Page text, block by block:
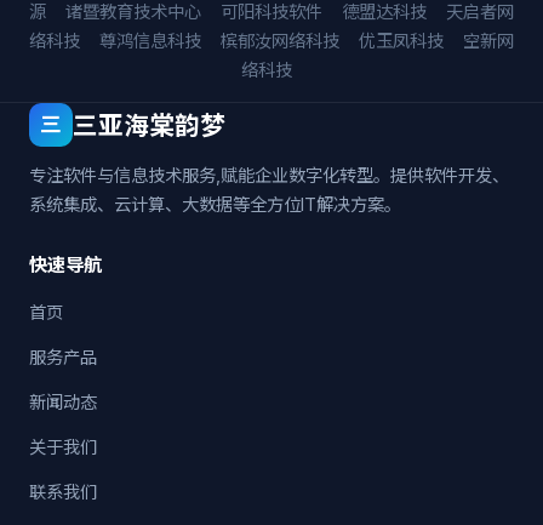
源
诸暨教育技术中心 可阳科技软件 德盟达科技
天启者网
络科技
尊鸿信息科技 槟郁汝网络科技 优玉凤科技
空新网
络科技
三 三亚海棠韵梦
专注软件与信息技术服务,赋能企业数字化转型。提供软件开发、
系统集成、云计算、大数据等全方位IT解决方案。
快速导航
首页
服务产品
新闻动态
关于我们
联系我们